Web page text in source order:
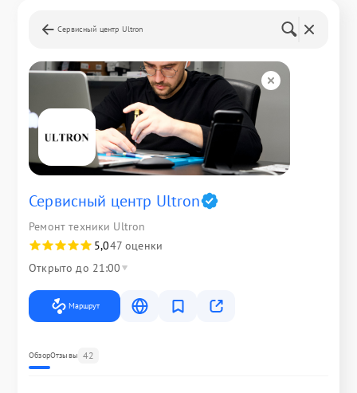
Сервисный центр Ultron
Сервисный центр Ultron
Ремонт техники Ultron
5,047 оценки
Открыто до 21:00
Маршрут
ОбзорОтзывы 42